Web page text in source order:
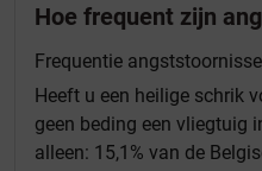
Hoe frequent zijn
Frequentie
Heeft u een heilige schrik
geen beding een vliegtuig
alleen: 15,1% van de